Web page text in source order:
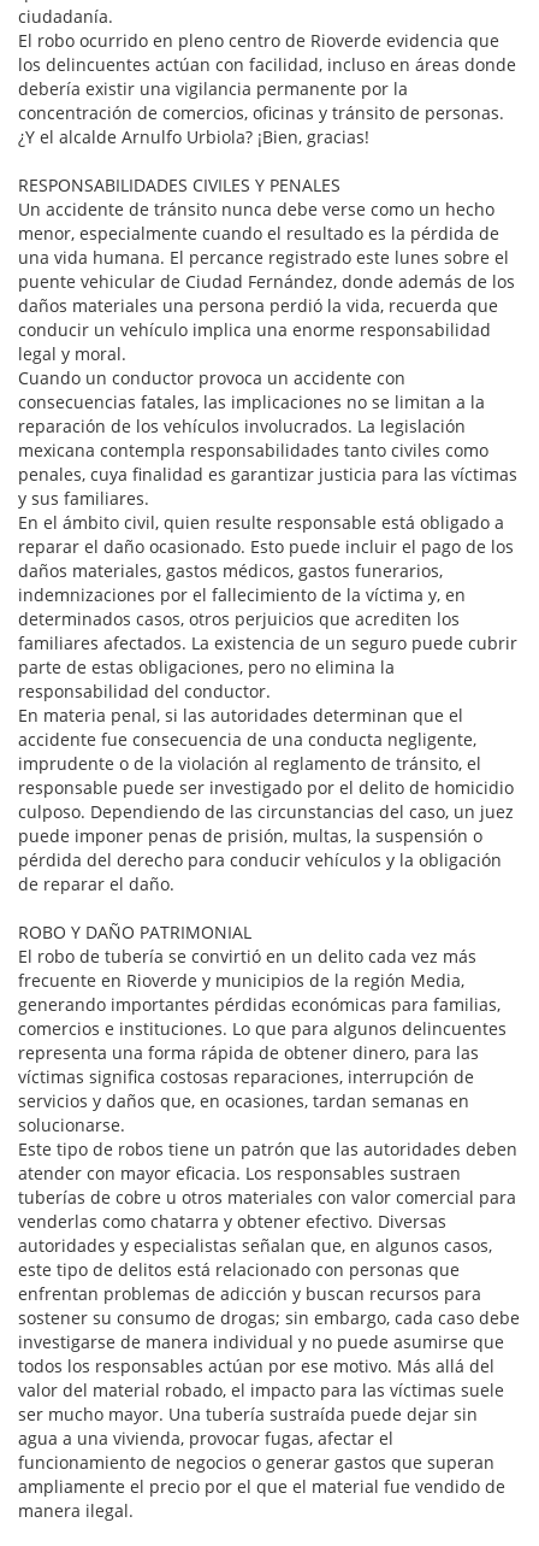
ciudadanía.
El robo ocurrido en pleno centro de Rioverde evidencia que
los delincuentes actúan con facilidad, incluso en áreas donde
debería existir una vigilancia permanente por la
concentración de comercios, oficinas y tránsito de personas.
¿Y el alcalde Arnulfo Urbiola? ¡Bien, gracias!
RESPONSABILIDADES CIVILES Y PENALES
Un accidente de tránsito nunca debe verse como un hecho
menor, especialmente cuando el resultado es la pérdida de
una vida humana. El percance registrado este lunes sobre el
puente vehicular de Ciudad Fernández, donde además de los
daños materiales una persona perdió la vida, recuerda que
conducir un vehículo implica una enorme responsabilidad
legal y moral.
Cuando un conductor provoca un accidente con
consecuencias fatales, las implicaciones no se limitan a la
reparación de los vehículos involucrados. La legislación
mexicana contempla responsabilidades tanto civiles como
penales, cuya finalidad es garantizar justicia para las víctimas
y sus familiares.
En el ámbito civil, quien resulte responsable está obligado a
reparar el daño ocasionado. Esto puede incluir el pago de los
daños materiales, gastos médicos, gastos funerarios,
indemnizaciones por el fallecimiento de la víctima y, en
determinados casos, otros perjuicios que acrediten los
familiares afectados. La existencia de un seguro puede cubrir
parte de estas obligaciones, pero no elimina la
responsabilidad del conductor.
En materia penal, si las autoridades determinan que el
accidente fue consecuencia de una conducta negligente,
imprudente o de la violación al reglamento de tránsito, el
responsable puede ser investigado por el delito de homicidio
culposo. Dependiendo de las circunstancias del caso, un juez
puede imponer penas de prisión, multas, la suspensión o
pérdida del derecho para conducir vehículos y la obligación
de reparar el daño.
ROBO Y DAÑO PATRIMONIAL
El robo de tubería se convirtió en un delito cada vez más
frecuente en Rioverde y municipios de la región Media,
generando importantes pérdidas económicas para familias,
comercios e instituciones. Lo que para algunos delincuentes
representa una forma rápida de obtener dinero, para las
víctimas significa costosas reparaciones, interrupción de
servicios y daños que, en ocasiones, tardan semanas en
solucionarse.
Este tipo de robos tiene un patrón que las autoridades deben
atender con mayor eficacia. Los responsables sustraen
tuberías de cobre u otros materiales con valor comercial para
venderlas como chatarra y obtener efectivo. Diversas
autoridades y especialistas señalan que, en algunos casos,
este tipo de delitos está relacionado con personas que
enfrentan problemas de adicción y buscan recursos para
sostener su consumo de drogas; sin embargo, cada caso debe
investigarse de manera individual y no puede asumirse que
todos los responsables actúan por ese motivo. Más allá del
valor del material robado, el impacto para las víctimas suele
ser mucho mayor. Una tubería sustraída puede dejar sin
agua a una vivienda, provocar fugas, afectar el
funcionamiento de negocios o generar gastos que superan
ampliamente el precio por el que el material fue vendido de
manera ilegal.